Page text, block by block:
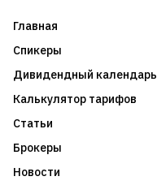
Главная
Спикеры
Дивидендный календарь
Калькулятор тарифов
Статьи
Брокеры
Новости